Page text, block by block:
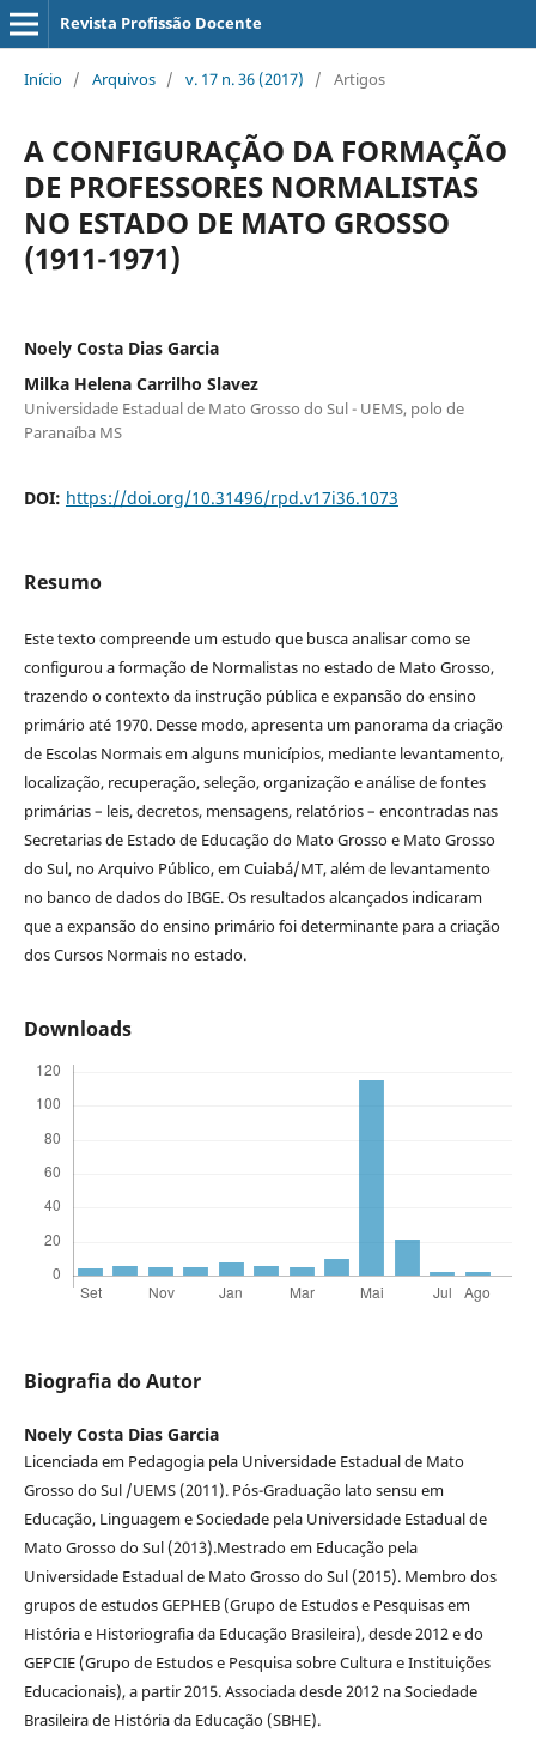
Revista Profissão Docente
Início / Arquivos / v. 17 n. 36 (2017) / Artigos
A CONFIGURAÇÃO DA FORMAÇÃO
DE PROFESSORES NORMALISTAS
NO ESTADO DE MATO GROSSO
(1911-1971)
Noely Costa Dias Garcia
Milka Helena Carrilho Slavez
Universidade Estadual de Mato Grosso do Sul - UEMS, polo de
Paranaíba MS
DOI: https://doi.org/10.31496/rpd.v17i36.1073
Resumo
Este texto compreende um estudo que busca analisar como se
configurou a formação de Normalistas no estado de Mato Grosso,
trazendo o contexto da instrução pública e expansão do ensino
primário até 1970. Desse modo, apresenta um panorama da criação
de Escolas Normais em alguns municípios, mediante levantamento,
localização, recuperação, seleção, organização e análise de fontes
primárias – leis, decretos, mensagens, relatórios – encontradas nas
Secretarias de Estado de Educação do Mato Grosso e Mato Grosso
do Sul, no Arquivo Público, em Cuiabá/MT, além de levantamento
no banco de dados do IBGE. Os resultados alcançados indicaram
que a expansão do ensino primário foi determinante para a criação
dos Cursos Normais no estado.
Downloads
Biografia do Autor
Noely Costa Dias Garcia
Licenciada em Pedagogia pela Universidade Estadual de Mato
Grosso do Sul /UEMS (2011). Pós-Graduação lato sensu em
Educação, Linguagem e Sociedade pela Universidade Estadual de
Mato Grosso do Sul (2013).Mestrado em Educação pela
Universidade Estadual de Mato Grosso do Sul (2015). Membro dos
grupos de estudos GEPHEB (Grupo de Estudos e Pesquisas em
História e Historiografia da Educação Brasileira), desde 2012 e do
GEPCIE (Grupo de Estudos e Pesquisa sobre Cultura e Instituições
Educacionais), a partir 2015. Associada desde 2012 na Sociedade
Brasileira de História da Educação (SBHE).